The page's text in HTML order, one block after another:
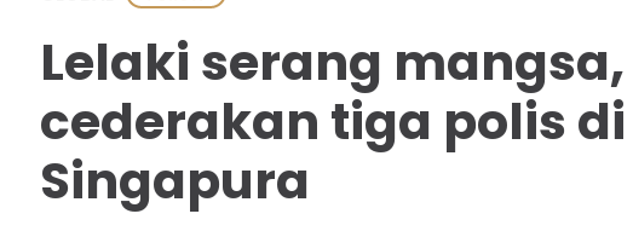
Lelaki serang mangsa,
cederakan tiga polis di
Singapura